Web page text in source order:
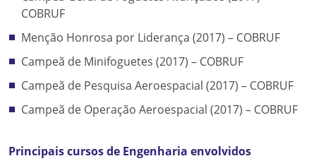
COBRUF
Menção Honrosa por Liderança (2017) – COBRUF
Campeã de Minifoguetes (2017) – COBRUF
Campeã de Pesquisa Aeroespacial (2017) – COBRUF
Campeã de Operação Aeroespacial (2017) – COBRUF
Principais cursos de Engenharia envolvidos